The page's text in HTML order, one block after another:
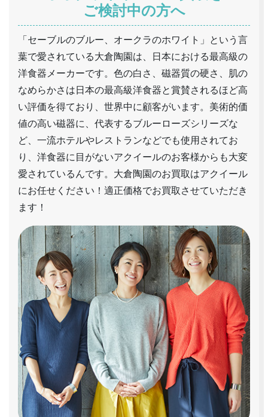
ご検討中の方へ
「セーブルのブルー、オークラのホワイト」という言
葉で愛されている大倉陶園は、日本における最高級の
洋食器メーカーです。色の白さ、磁器質の硬さ、肌の
なめらかさは日本の最高級洋食器と賞賛されるほど高
い評価を得ており、世界中に顧客がいます。美術的価
値の高い磁器に、代表するブルーローズシリーズな
ど、一流ホテルやレストランなどでも使用されてお
り、洋食器に目がないアクイールのお客様からも大変
愛されているんです。大倉陶園のお買取はアクイール
にお任せください！適正価格でお買取させていただき
ます！